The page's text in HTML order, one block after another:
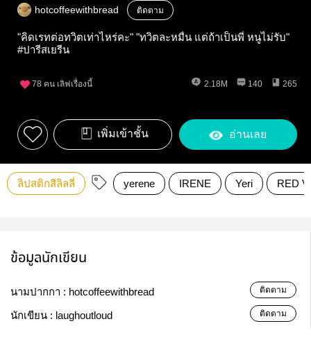
hotcoffeewithbread ติดตาม
"คิดเรทต่อทวิตเท่าไหร่คะ" "ทวิตละหมื่น แต่ถ้าเป็นพี่ หนูไม่รับ"
#ปารีสเยรีน
78 คน เลิฟเรื่องนี้ 2.18M 140 265
เพิ่มเข้าชั้น อ่านเลย
ลิปสติกสีลิลลี่ yerene IRENE Yeri RED
ข้อมูลนักเขียน
นามปากกา : hotcoffeewithbread ติดตาม
นักเขียน : laughoutloud ติดตาม